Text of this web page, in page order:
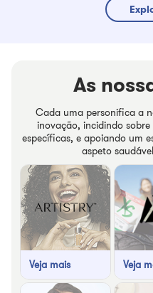
As
Cada uma personifica a
inovação, incidindo
específicas, e apoiando um
aspeto
Veja mais Veja